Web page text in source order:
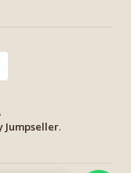
Jumpseller.